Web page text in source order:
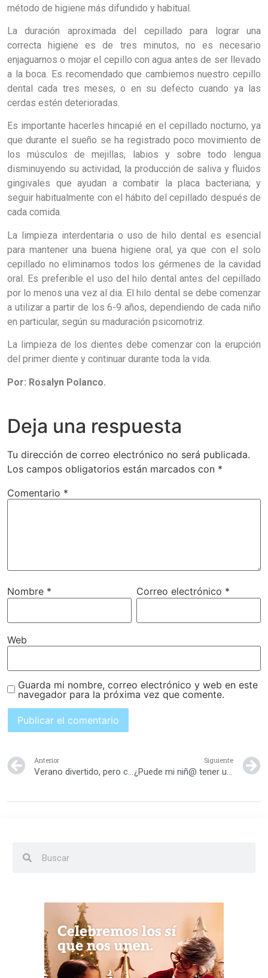
método de higiene más difundido y habitual.
La duración aproximada del cepillado para lograr una
correcta higiene es de tres minutos, no es necesario
enjaguarnos o mojar el cepillo con agua antes de ser llevado
a la boca. Es recomendado que cambiemos nuestro cepillo
dental cada tres meses, o en su defecto cuando ya las
cerdas estén deterioradas.
Es importante hacerles hincapié en el cepillado nocturno, ya
que durante el sueño se ha registrado poco movimiento de
los músculos de mejillas, labios y sobre todo lengua
disminuyendo su actividad, la producción de saliva y fluidos
gingivales que ayudan a combatir la placa bacteriana; y
seguir habitualmente con el hábito del cepillado después de
cada comida.
La limpieza interdentaria o uso de hilo dental es esencial
para mantener una buena higiene oral, ya que con el solo
cepillado no eliminamos todos los gérmenes de la cavidad
oral. Es preferible el uso del hilo dental antes del cepillado
por lo menos una vez al dia. El hilo dental se debe comenzar
a utilizar a partir de los 6-9 años, dependiendo de cada niño
en particular, según su maduración psicomotriz.
La limpieza de los dientes debe comenzar con la erupción
del primer diente y continuar durante toda la vida.
Por: Rosalyn Polanco.
Deja una respuesta
Tu dirección de correo electrónico no será publicada.
Los campos obligatorios están marcados con *
Comentario *
Nombre * Correo electrónico *
Web
Guarda mi nombre, correo electrónico y web en este
navegador para la próxima vez que comente.
Anterior
Verano divertido, pero con protectores bucales
Siguiente
¿Puede mi niñ@ tener una enfermedad en las encías?